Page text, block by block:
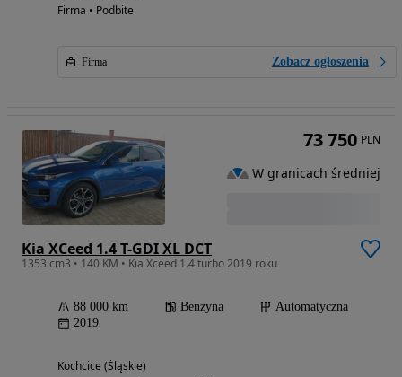
Firma • Podbite
Firma Zobacz ogłoszenia
Kia XCeed 1.4 T-GDI XL DCT
1353 cm3 • 140 KM • Kia Xceed 1.4 turbo 2019 roku
88 000 km Benzyna
Automatyczna
2019
Kochcice (Śląskie)
73 750 PLN
W granicach średniej